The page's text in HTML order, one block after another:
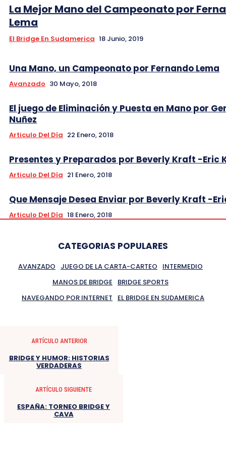
La Mejor Mano del Campeonato por
Lema
El Bridge En Sudamerica 18 Junio, 2019
Una Mano, un Campeonato por Fernando Lema
Avanzado 30 Mayo, 2018
El juego de Eliminación y Puesta en Mano por
Nuñez
Articulo Del Día 22 Enero, 2018
Presentes y Preparados por Beverly Kraft -Eric
Articulo Del Día 21 Enero, 2018
Que Mensaje Desea Enviar por Beverly Kraft -
Articulo Del Día 18 Enero, 2018
CATEGORIAS POPULARES
AVANZADO JUEGO DE LA CARTA-CARTEO
INTERMEDIO
MANOS DE BRIDGE
BRIDGE SPORTS
NAVEGANDO POR INTERNET
EL BRIDGE EN SUDAMERICA
ARTÍCULO ANTERIOR
BRIDGE Y HUMOR: HISTORIAS
VERDADERAS
ARTÍCULO SIGUIENTE
ESPAÑA: TORNEO BRIDGE Y
CAVA